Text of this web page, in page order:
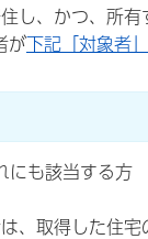
し、かつ、所
が 下記「対象者
にも該当する方
、取得した住